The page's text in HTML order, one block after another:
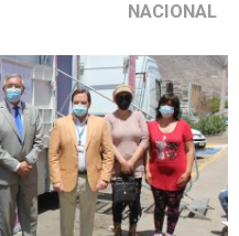
NACIONAL